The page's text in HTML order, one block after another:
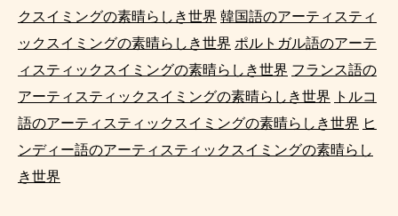
クスイミングの素晴らしき世界 韓国語のアーティスティ
ックスイミングの素晴らしき世界 ポルトガル語のアーテ
ィスティックスイミングの素晴らしき世界 フランス語の
アーティスティックスイミングの素晴らしき世界 トルコ
語のアーティスティックスイミングの素晴らしき世界 ヒ
ンディー語のアーティスティックスイミングの素晴らし
き世界